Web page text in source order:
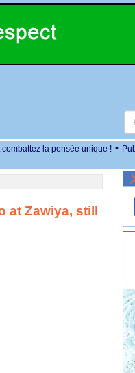
la pensée unique ! •
Zawiya, still